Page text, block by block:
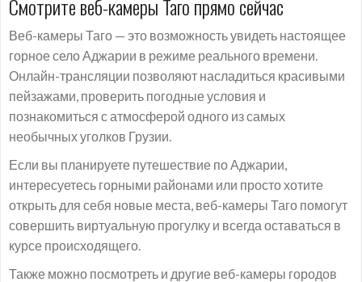
Смотрите веб-камеры Таго прямо сейчас
Веб-камеры Таго — это возможность увидеть настоящее
горное село Аджарии в режиме реального времени.
Онлайн-трансляции позволяют насладиться красивыми
пейзажами, проверить погодные условия и
познакомиться с атмосферой одного из самых
необычных уголков Грузии.
Если вы планируете путешествие по Аджарии,
интересуетесь горными районами или просто хотите
открыть для себя новые места, веб-камеры Таго помогут
совершить виртуальную прогулку и всегда оставаться в
курсе происходящего.
Также можно посмотреть и другие веб-камеры городов